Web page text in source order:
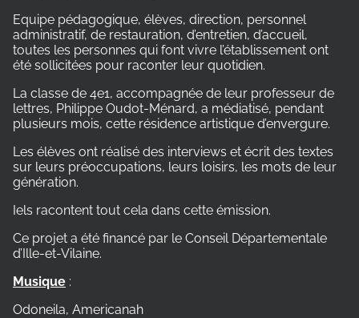
Equipe pédagogique, élèves, direction, personnel
administratif, de restauration, d’entretien, d’accueil,
toutes les personnes qui font vivre l’établissement ont
été sollicitées pour raconter leur quotidien.
La classe de 4e1, accompagnée de leur professeur de
lettres, Philippe Oudot-Ménard, a médiatisé, pendant
plusieurs mois, cette résidence artistique d’envergure.
Les élèves ont réalisé des interviews et écrit des textes
sur leurs préoccupations, leurs loisirs, les mots de leur
génération.
Iels racontent tout cela dans cette émission.
Ce projet a été financé par le Conseil Départementale
d’Ille-et-Vilaine.
Musique :
Odoneila, Americanah